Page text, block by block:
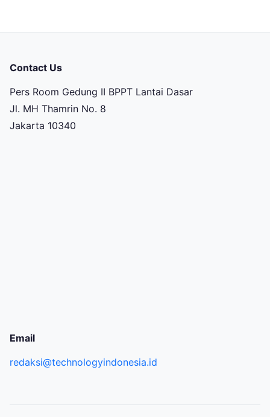
Contact Us
Pers Room Gedung II BPPT Lantai Dasar
Jl. MH Thamrin No. 8
Jakarta 10340
Email
redaksi@technologyindonesia.id